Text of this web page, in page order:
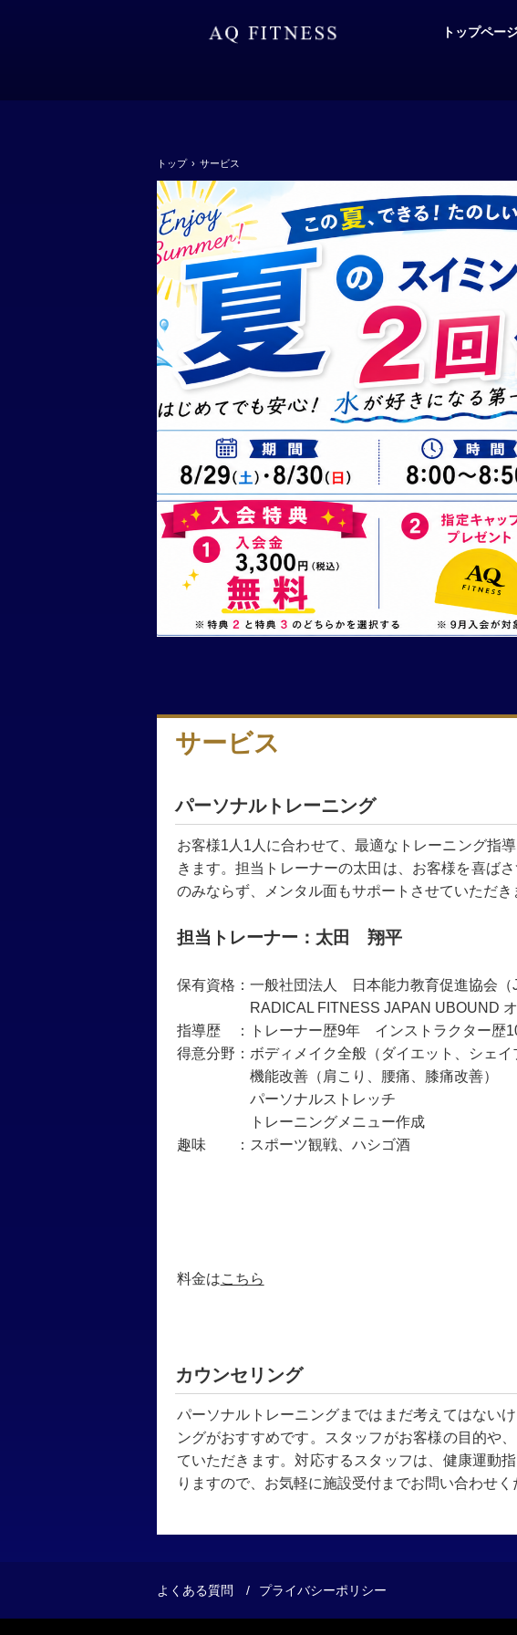
トップペー
トップ › サービス
サービス
パーソナルトレーニング
お客様1人1人に合わせて、最適なトレーニング指
きます。担当トレーナーの太田は、お客様を喜ば
のみならず、メンタル面もサポートさせていただき
担当トレーナー：太田 翔平
保有資格：一般社団法人 日本能力教育促進協会
RADICAL FITNESS JAPAN UBOUND オフ
指導歴 ：トレーナー歴9年 インストラクター歴
得意分野：ボディメイク全般（ダイエット、シェイ
機能改善（肩こり、腰痛、膝痛改善）
パーソナルストレッチ
トレーニングメニュー作成
趣味 ：スポーツ観戦、ハシゴ酒
料金はこちら
カウンセリング
パーソナルトレーニングまではまだ考えてはない
ングがおすすめです。スタッフがお客様の目的や
ていただきます。対応するスタッフは、健康運動
りますので、お気軽に施設受付までお問い合わせく
よくある質問 プライバシーポリシー